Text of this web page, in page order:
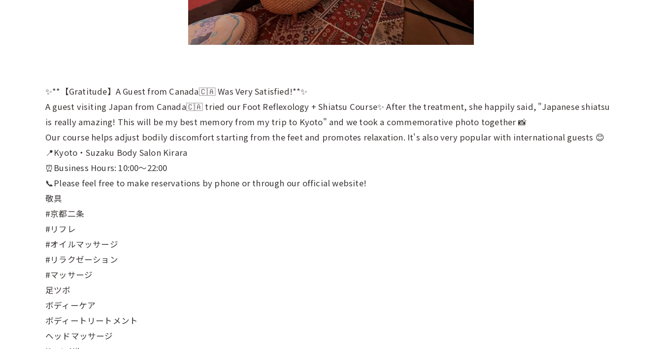
✨**【Gratitude】A Guest from Canada🇨🇦 Was Very Satisfied!**✨
A guest visiting Japan from Canada🇨🇦 tried our Foot Reflexology + Shiatsu Course✨ After the treatment, she happily said, "Japanese shiatsu
is really amazing! This will be my best memory from my trip to Kyoto" and we took a commemorative photo together 📸
Our course helps adjust bodily discomfort starting from the feet and promotes relaxation. It's also very popular with international guests 😊
📍Kyoto・Suzaku Body Salon Kirara
⏰Business Hours: 10:00～22:00
📞Please feel free to make reservations by phone or through our official website!
敬具
#京都二条
#リフレ
#オイルマッサージ
#リラクゼーション
#マッサージ
足ツボ
ボディーケア
ボディートリートメント
ヘッドマッサージ